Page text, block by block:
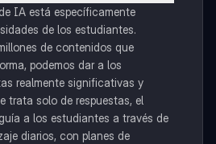
IA está específicamente
de los estudiantes.
de contenidos que
podemos dar a los
realmente significativas y
trata solo de respuestas, el
a los estudiantes a través de
diarios, con planes de